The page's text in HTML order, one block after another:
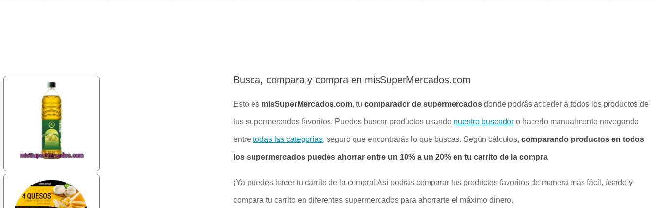
Busca, compara y compra en misSuperMercados.com
Esto es misSuperMercados.com, tucomparador de supermercados donde podrás acceder a todos los productos de
tus supermercados favoritos. Puedes buscar productos usando nuestro buscador o hacerlo manualmente navegando
entretodas las categorías, seguro que encontrarás lo que buscas. Según cálculos,comparando productos en todos
los supermercados puedes ahorrar entre un 10% a un 20% en tu carrito de la compra
¡Ya puedes hacer tu carrito de la compra! Así podrás comparar tus productos favoritos de manera más fácil, úsado y
compara tu carrito en diferentes supermercados para ahorrarte el máximo dinero.